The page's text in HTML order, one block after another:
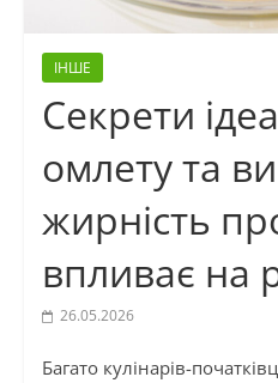
ІНШЕ
Секрети
омлету та
жирність
впливає на
26.05.2026
Багато кулінарів-